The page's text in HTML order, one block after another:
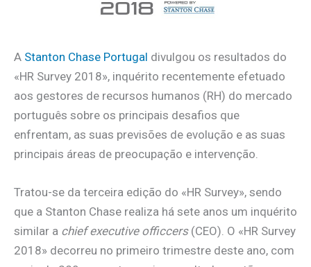
A Stanton Chase Portugal divulgou os resultados do
«HR Survey 2018», inquérito recentemente efetuado
aos gestores de recursos humanos (RH) do mercado
português sobre os principais desafios que
enfrentam, as suas previsões de evolução e as suas
principais áreas de preocupação e intervenção.
Tratou-se da terceira edição do «HR Survey», sendo
que a Stanton Chase realiza há sete anos um inquérito
similar a chief executive officcers(CEO). O «HR Survey
2018» decorreu no primeiro trimestre deste ano, com